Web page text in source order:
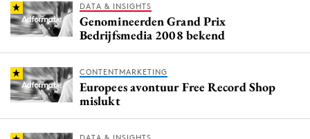
DATA & INSIGHTS
Genomineerden Grand Prix
Bedrijfsmedia 2008 bekend
CONTENTMARKETING
Europees avontuur Free Record Shop
mislukt